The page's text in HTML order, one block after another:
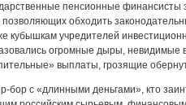
пенсионные
обходить
кубышкам учредителей
огромные дыры, невидимые в
выплаты, грозящие
бор с «длинными деньгами», кто